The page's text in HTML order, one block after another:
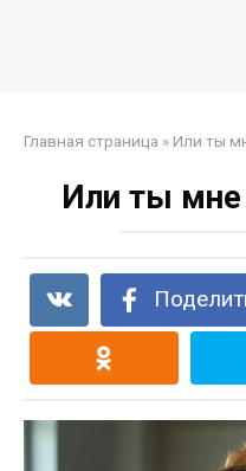
Главная страница » Или ты
Или ты